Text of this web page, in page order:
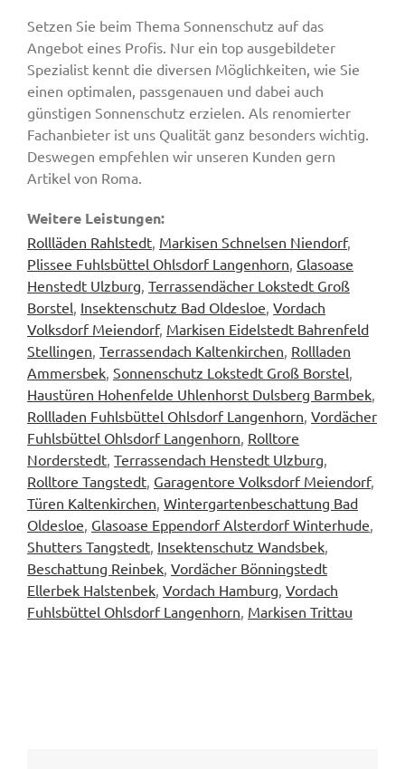
Setzen Sie beim Thema Sonnenschutz auf das
Angebot eines Profis. Nur ein top ausgebildeter
Spezialist kennt die diversen Möglichkeiten, wie Sie
einen optimalen, passgenauen und dabei auch
günstigen Sonnenschutz erzielen. Als renomierter
Fachanbieter ist uns Qualität ganz besonders wichtig.
Deswegen empfehlen wir unseren Kunden gern
Artikel von Roma.
Weitere Leistungen:
Rollläden Rahlstedt, Markisen Schnelsen Niendorf,
Plissee Fuhlsbüttel Ohlsdorf Langenhorn, Glasoase
Henstedt Ulzburg, Terrassendächer Lokstedt Groß
Borstel, Insektenschutz Bad Oldesloe, Vordach
Volksdorf Meiendorf, Markisen Eidelstedt Bahrenfeld
Stellingen, Terrassendach Kaltenkirchen, Rollladen
Ammersbek, Sonnenschutz Lokstedt Groß Borstel,
Haustüren Hohenfelde Uhlenhorst Dulsberg Barmbek,
Rollladen Fuhlsbüttel Ohlsdorf Langenhorn, Vordächer
Fuhlsbüttel Ohlsdorf Langenhorn, Rolltore
Norderstedt, Terrassendach Henstedt Ulzburg,
Rolltore Tangstedt, Garagentore Volksdorf Meiendorf,
Türen Kaltenkirchen, Wintergartenbeschattung Bad
Oldesloe, Glasoase Eppendorf Alsterdorf Winterhude,
Shutters Tangstedt, Insektenschutz Wandsbek,
Beschattung Reinbek, Vordächer Bönningstedt
Ellerbek Halstenbek, Vordach Hamburg, Vordach
Fuhlsbüttel Ohlsdorf Langenhorn, Markisen Trittau